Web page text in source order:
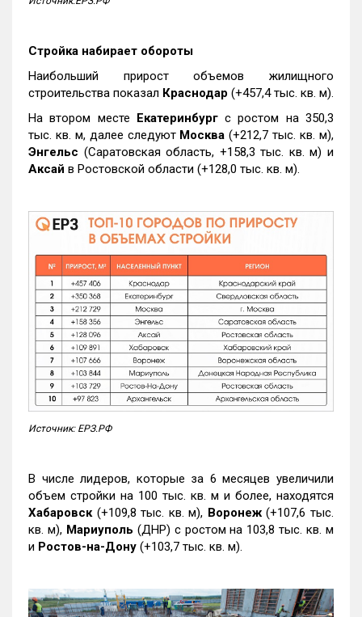
Стройка набирает обороты
Наибольший прирост объемов жилищного
строительства показал Краснодар (+457,4 тыс. кв. м).
На втором месте Екатеринбургс ростом на 350,3
тыс. кв. м, далее следуют Москва (+212,7 тыс. кв. м),
Энгельс (Саратовская область, +158,3 тыс. кв. м) и
Аксай в Ростовской области (+128,0 тыс. кв. м).
Источник: ЕРЗ.РФ
В числе лидеров, которые за 6 месяцев увеличили
объем стройки на 100 тыс. кв. м и более, находятся
Хабаровск (+109,8 тыс. кв. м), Воронеж(+107,6 тыс.
кв. м), Мариуполь (ДНР) с ростом на 103,8 тыс. кв. м
и Ростов-на-Дону (+103,7 тыс. кв. м).